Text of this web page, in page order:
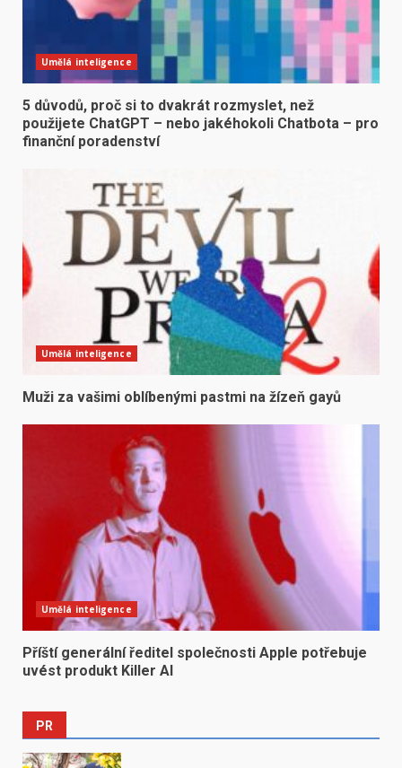
Umělá inteligence
5 důvodů, proč si to dvakrát rozmyslet, než
použijete ChatGPT – nebo jakéhokoli Chatbota – pro
finanční poradenství
Umělá inteligence
Muži za vašimi oblíbenými pastmi na žízeň gayů
Umělá inteligence
Příští generální ředitel společnosti Apple potřebuje
uvést produkt Killer AI
PR